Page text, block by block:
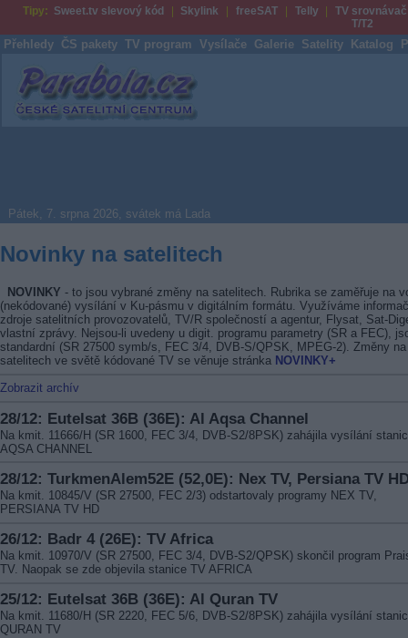
Tipy: Sweet.tv slevový kód Skylink freeSAT Telly
TV srovnávač
T/T2
Přehledy ČS pakety TV program Vysílače Galerie Satelity Katalog
Parabola.cz
Pátek, 7. srpna 2026, svátek má Lada
Novinky na satelitech
NOVINKY - to jsou vybrané změny na satelitech. Rubrika se zaměřuje na
(nekódované) vysílání v Ku-pásmu v digitálním formátu. Využíváme
zdroje satelitních provozovatelů, TV/R společností a agentur, Flysat, Sat-
vlastní zprávy. Nejsou-li uvedeny u digit. programu parametry (SR a FEC),
standardní (SR 27500 symb/s, FEC 3/4, DVB-S/QPSK, MPEG-2). Změny na
satelitech ve světě kódované TV se věnuje stránka NOVINKY+
Zobrazit archív
28/12: Eutelsat 36B (36E): Al Aqsa Channel
Na kmit. 11666/H (SR 1600, FEC 3/4, DVB-S2/8PSK) zahájila vysílání
AQSA CHANNEL
28/12: TurkmenAlem52E (52,0E): Nex TV, Persiana TV
Na kmit. 10845/V (SR 27500, FEC 2/3) odstartovaly programy NEX TV,
PERSIANA TV HD
26/12: Badr 4 (26E): TV Africa
Na kmit. 10970/V (SR 27500, FEC 3/4, DVB-S2/QPSK) skončil program
TV. Naopak se zde objevila stanice TV AFRICA
25/12: Eutelsat 36B (36E): Al Quran TV
Na kmit. 11680/H (SR 2220, FEC 5/6, DVB-S2/8PSK) zahájila vysílání
QURAN TV